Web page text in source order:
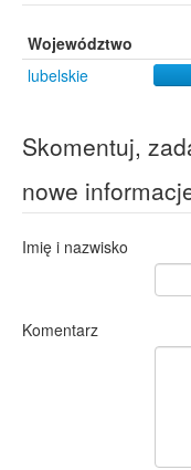
Województwo
lubelskie
Skomentuj,
nowe
Imię i nazwisko
Komentarz